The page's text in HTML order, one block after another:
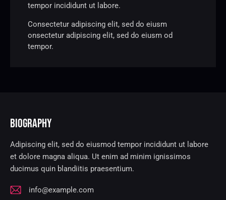
tempor incididunt ut labore.
Consectetur adipiscing elit, sed do eiusm
onsectetur adipiscing elit, sed do eiusm od
tempor.
BIOGRAPHY
Adipiscing elit, sed do eiusmod tempor incididunt ut labore
et dolore magna aliqua. Ut enim ad minim ignissimos
ducimus quin blandiitis praesentium.
info@example.com